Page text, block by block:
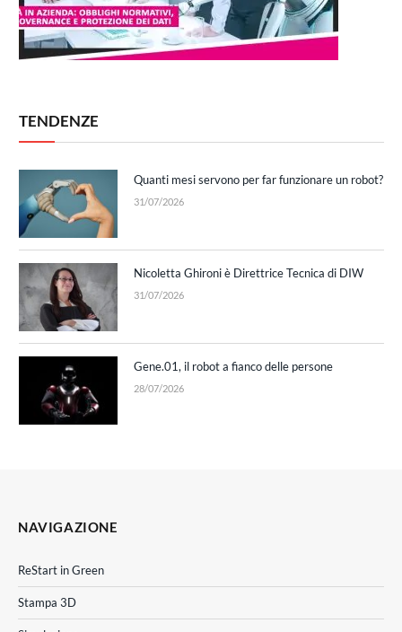
TENDENZE
Quanti mesi servono per far funzionare un robot?
31/07/2026
Nicoletta Ghironi è Direttrice Tecnica di DIW
31/07/2026
Gene.01, il robot a fianco delle persone
28/07/2026
NAVIGAZIONE
ReStart in Green
Stampa 3D